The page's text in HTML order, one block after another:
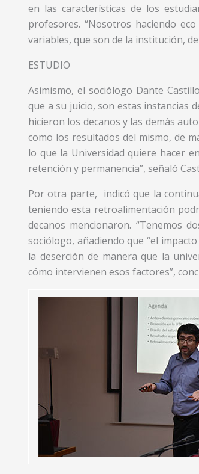
en las características de los
profesores. “Nosotros haciendo
variables, que son de la institución,
ESTUDIO
Asimismo, el sociólogo Dante
que a su juicio, son estas instancias
hicieron los decanos y las demás
como los resultados del mismo, de
lo que la Universidad quiere hacer
retención y permanencia”, señaló
Por otra parte, indicó que la
teniendo esta retroalimentación
decanos mencionaron. “Tenemos
sociólogo, añadiendo que “el
la deserción de manera que la
cómo intervienen esos factores”,